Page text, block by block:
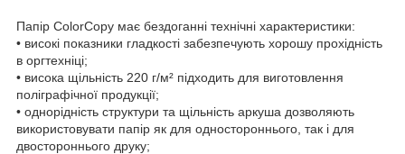
Папір ColorCopy має бездоганні технічні характеристики:
• високі показники гладкості забезпечують хорошу прохідність
в оргтехніці;
• висока щільність 220 г/м² підходить для виготовлення
поліграфічної продукції;
• однорідність структури та щільність аркуша дозволяють
використовувати папір як для одностороннього, так і для
двостороннього друку;